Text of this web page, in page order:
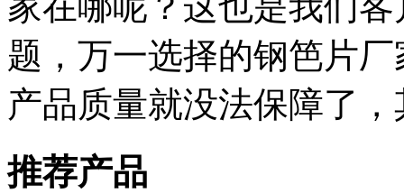
题，万一选择的钢笆片
产品质量就没法保障了
推荐产品